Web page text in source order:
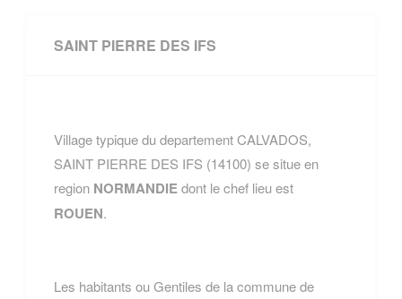
SAINT PIERRE DES IFS
Village typique du departement CALVADOS,
SAINT PIERRE DES IFS (14100) se situe en
region NORMANDIEdont le chef lieu est
ROUEN.
Les habitants ou Gentiles de la commune de